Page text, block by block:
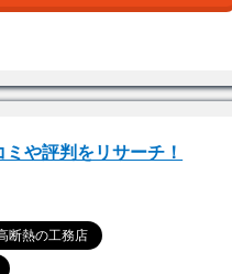
や評判をリサーチ！
断熱の工務店